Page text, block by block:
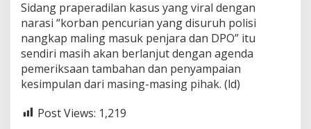
Sidang praperadilan kasus yang viral dengan
narasi “korban pencurian yang disuruh polisi
nangkap maling masuk penjara dan DPO” itu
sendiri masih akan berlanjut dengan agenda
pemeriksaan tambahan dan penyampaian
kesimpulan dari masing-masing pihak. (ld)
Post Views: 1,219